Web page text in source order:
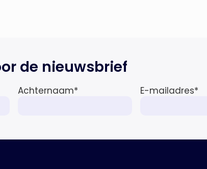
de nieuwsbrief
Achternaam* E-mailadres*